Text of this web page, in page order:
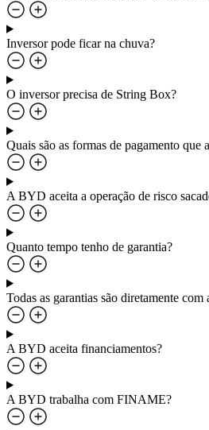
Inversor pode ficar na chuva?
O inversor precisa de String Box?
Quais são as formas de pagamento que
A BYD aceita a operação de risco
Quanto tempo tenho de garantia?
Todas as garantias são diretamente
A BYD aceita financiamentos?
A BYD trabalha com FINAME?